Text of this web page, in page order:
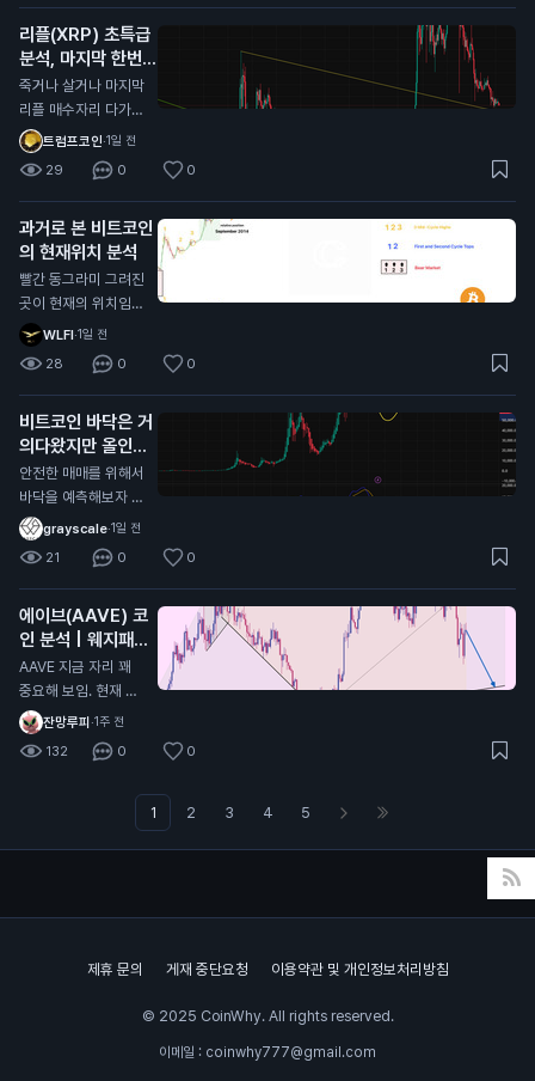
견에 가장 많이 댓글
달렸네요 시기적으로
도 10월이 주기와도
딱 떨어져서 얼마나
버텨주는지 잘봐야할
듯?
리플(XRP) 초특급
분석, 마지막 한번
받아볼만한 자리 오
는중
죽거나 살거나 마지막
리플 매수자리 다가오
는중 대략 0.95불 근
처 저기가 깨진다면
다른 알트코인과 마찬
가지로 그냥 추세가
다깨진거라 죽으러 가
는거고 (0.55달러 수
준까지) 유일하게 리
플만 현재 알트 차트
중에 살아있는데 (잡
코제외) 저기를 지켜
주면 저기가 찐바닥
임, 물론 저 지지선을
타고 흐를순있는데 저
기만 안깨지면됨
트럼프코인·1일 전
29 0 0
과거로 본 비트코인
의 현재위치 분석
빨간 동그라미 그려진
곳이 현재의 위치임
각종 지표로 봤을때도
일치하고 시기적으로
도 똑같음 개인적으로
싸이클대로 상방,하방
으로 움직이는거는 이
번이 마지막일거라고
봄 비트코인 전체 차
트로 봤을때 현재 어
센딩트라이앵글 모양
이라서 비트가 0원가
거나 위로 계속 쏘거
나 할거라고 생각한다
WLFI·1일 전
28 0 0
비트코인 바닥은 거
의다왔지만 올인은
금지
안전한 매매를 위해서
바닥을 예측해보자 현
재 자리에서 풀매수는
비추하는 이유 1. 하이
킨아시 주봉이 아직까
지 음봉형태 2. MAC
D 모양이 아직 바닥
안쪽으로 더 들어가야
함 3. 스톡캐스틱 모
양 또한 쌍바닥형태로
내려가고 있는 진행형
상태라 추가하락(살
짝)이 남아있을 확률
면 풀매수하냐? 그건
또 아님 지금부터 서
grayscale·1일 전
21 0 0
에이브(AAVE) 코
인 분석 | 웨지패턴
발생중
AAVE 지금 자리 꽤
중요해 보임. 현재 대
형 웨지 하단 지지선
인 96.3달러 부근 테
스트 중임. 여기 지켜
잔망루피·1주 전
132 0 0
1 2 3 4 5
제휴 문의 게재 중단요청 이용약관 및 개인정보처리방침
© 2025 CoinWhy. All rights reserved.
이메일 : coinwhy777@gmail.com